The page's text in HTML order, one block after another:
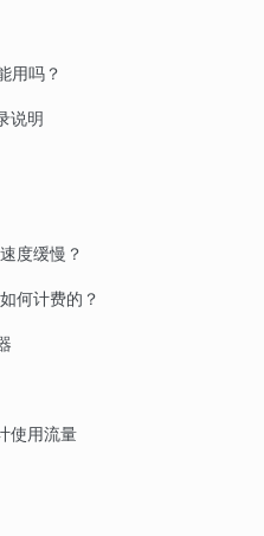
用吗？
说明
度缓慢？
何计费的？
使用流量